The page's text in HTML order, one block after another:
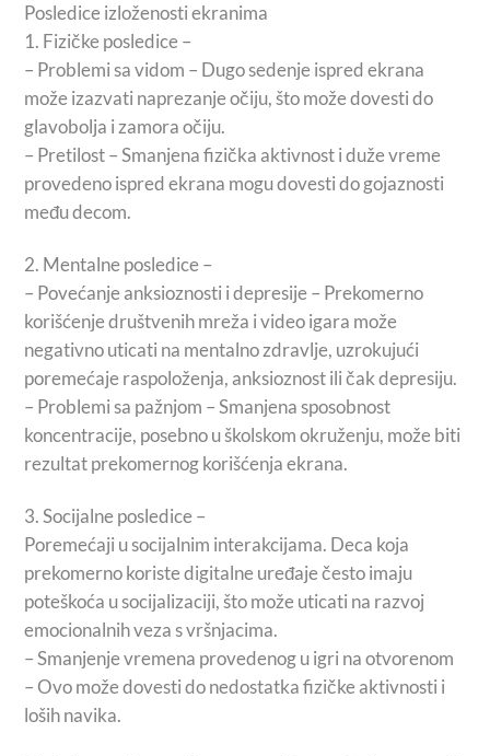
Posledice izloženosti ekranima
1.⁠ ⁠Fizičke posledice –
– Problemi sa vidom – Dugo sedenje ispred ekrana
može izazvati naprezanje očiju, što može dovesti do
glavobolja i zamora očiju.
– Pretilost – Smanjena fizička aktivnost i duže vreme
provedeno ispred ekrana mogu dovesti do gojaznosti
među decom.
2.⁠ ⁠Mentalne posledice –
– Povećanje anksioznosti i depresije – Prekomerno
korišćenje društvenih mreža i video igara može
negativno uticati na mentalno zdravlje, uzrokujući
poremećaje raspoloženja, anksioznost ili čak depresiju.
– Problemi sa pažnjom – Smanjena sposobnost
koncentracije, posebno u školskom okruženju, može biti
rezultat prekomernog korišćenja ekrana.
3.⁠ ⁠Socijalne posledice –
Poremećaji u socijalnim interakcijama. Deca koja
prekomerno koriste digitalne uređaje često imaju
poteškoća u socijalizaciji, što može uticati na razvoj
emocionalnih veza s vršnjacima.
– Smanjenje vremena provedenog u igri na otvorenom
– Ovo može dovesti do nedostatka fizičke aktivnosti i
loših navika.